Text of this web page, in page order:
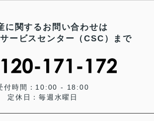
に関するお問い合わせは
ービスセンター（CSC）まで
付時間：10:00 - 18:00
定休日：毎週水曜日